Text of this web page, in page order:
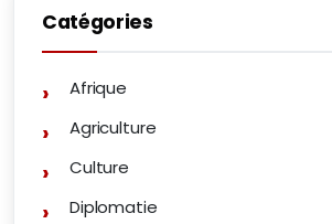
Catégories
Afrique
Agriculture
Culture
Diplomatie